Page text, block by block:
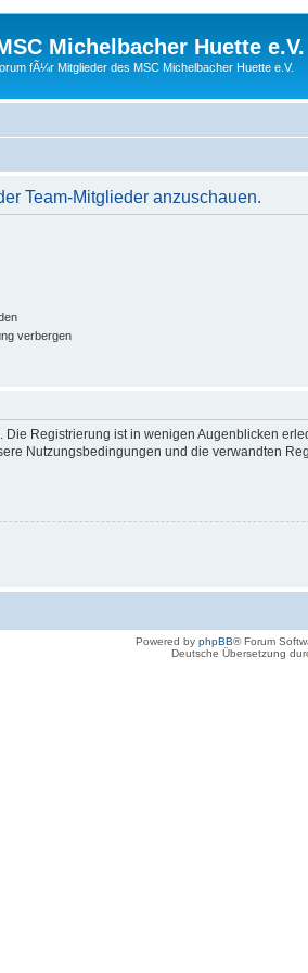
Michelbacher Huette e.V.
fÃ¼r Mitglieder des MSC Michelbacher Huette e.V.
Team-Mitglieder anzuschauen.
verbergen
Registrierung ist in wenigen Augenblicken
Nutzungsbedingungen und die verwandten
Powered by phpBB® Forum
Deutsche Übersetzung